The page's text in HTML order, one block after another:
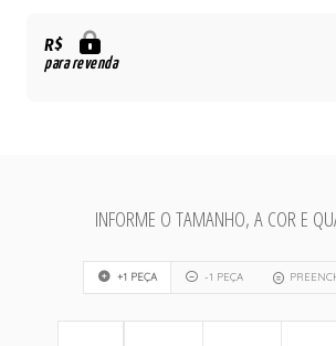
R$
para revenda
INFORME O TAMANHO, A COR E
+1 PEÇA -1 PEÇA